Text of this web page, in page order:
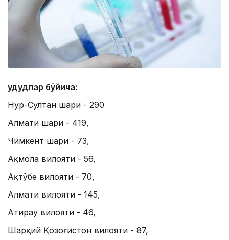
Ҳудудлар бўйича:
Нур-Султан шаҳри - 290
Алмати шаҳри - 419,
Чимкент шаҳри - 73,
Ақмола вилояти - 56,
Ақтўбе вилояти - 70,
Алмати вилояти - 145,
Атирау вилояти - 46,
Шарқий Қозоғистон вилояти - 87,